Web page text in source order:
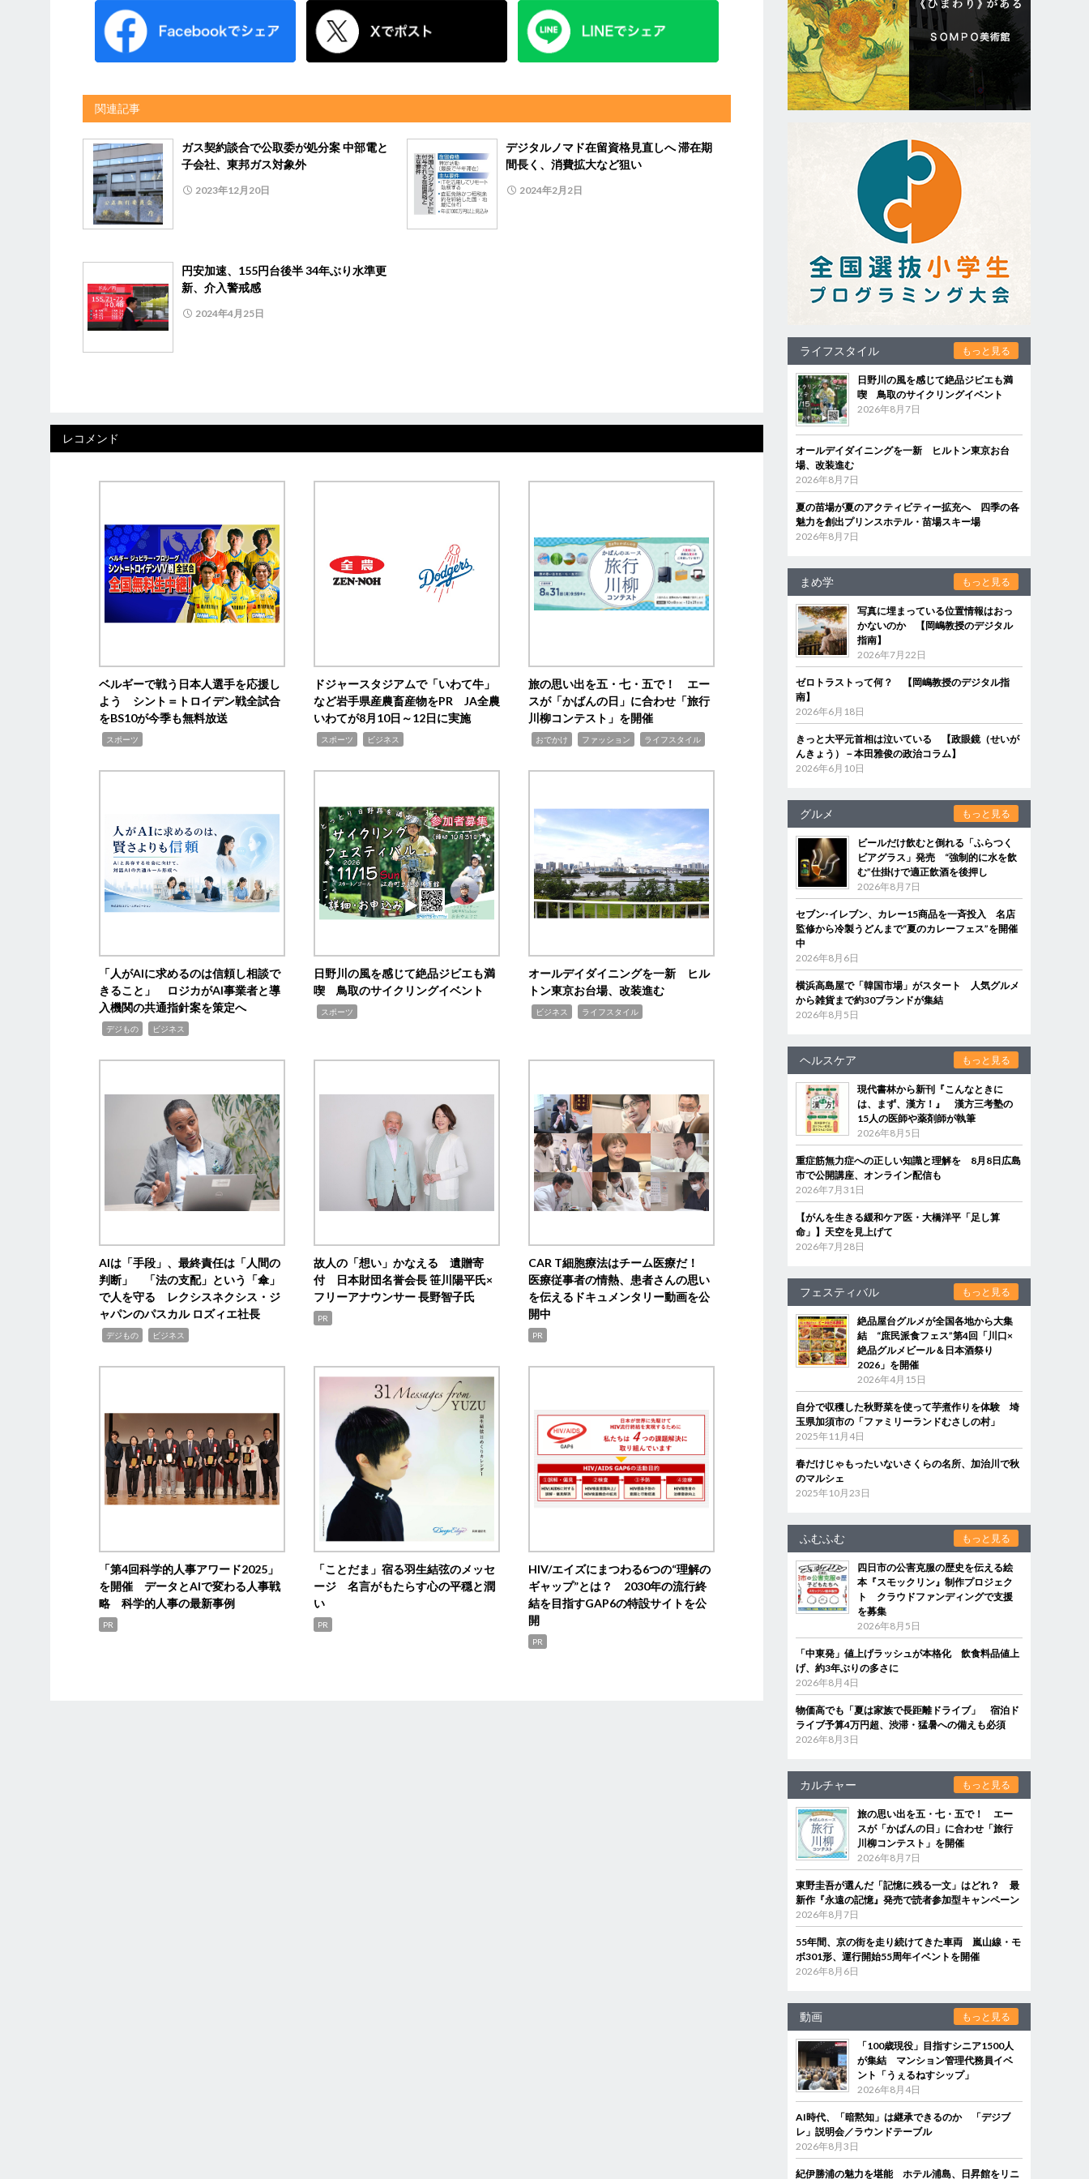
関連記事
ガス契約談合で公取委が処分案 中部電と
子会社、東邦ガス対象外
2023年12月20日
デジタルノマド在留資格見直しへ 滞在期
間長く、消費拡大など狙い
2024年2月2日
円安加速、155円台後半 34年ぶり水準更
新、介入警戒感
2024年4月25日
レコメンド
ベルギーで戦う日本人選手を応援し
よう シント＝トロイデン戦全試合
をBS10が今季も無料放送
スポーツ
ドジャースタジアムで「いわて牛」
など岩手県産農畜産物をPR JA全農
いわてが8月10日～12日に実施
スポーツ ビジネス
旅の思い出を五・七・五で！ エー
スが「かばんの日」に合わせ「旅行
川柳コンテスト」を開催
おでかけ ファッション ライフスタイル
「人がAIに求めるのは信頼し相談で
きること」 ロジカがAI事業者と導
入機関の共通指針案を策定へ
デジもの ビジネス
日野川の風を感じて絶品ジビエも満
喫 鳥取のサイクリングイベント
スポーツ
オールデイダイニングを一新 ヒル
トン東京お台場、改装進む
ビジネス ライフスタイル
AIは「手段」、最終責任は「人間の
判断」 「法の支配」という「傘」
で人を守る レクシスネクシス・ジ
ャパンのパスカル ロズィエ社長
デジもの ビジネス
故人の「想い」かなえる 遺贈寄
付 日本財団名誉会長 笹川陽平氏×
フリーアナウンサー 長野智子氏
PR
CAR T細胞療法はチーム医療だ！
医療従事者の情熱、患者さんの思い
を伝えるドキュメンタリー動画を公
開中
PR
「第4回科学的人事アワード2025」
を開催 データとAIで変わる人事戦
略 科学的人事の最新事例
PR
「ことだま」宿る羽生結弦のメッセ
ージ 名言がもたらす心の平穏と潤
い
PR
HIV/エイズにまつわる6つの“理解の
ギャップ”とは？ 2030年の流行終
結を目指すGAP6の特設サイトを公
開
PR
ライフスタイル もっと見る
日野川の風を感じて絶品ジビエも満
喫 鳥取のサイクリングイベント
2026年8月7日
オールデイダイニングを一新 ヒルトン東京お台
場、改装進む
2026年8月7日
夏の苗場が夏のアクティビティー拡充へ 四季の各
魅力を創出プリンスホテル・苗場スキー場
2026年8月7日
まめ学 もっと見る
写真に埋まっている位置情報はおっ
かないのか 【岡嶋教授のデジタル
指南】
2026年7月22日
ゼロトラストって何？ 【岡嶋教授のデジタル指
南】
2026年6月18日
きっと大平元首相は泣いている 【政眼鏡（せいが
んきょう）－本田雅俊の政治コラム】
2026年6月10日
グルメ もっと見る
ビールだけ飲むと倒れる「ふらつく
ビアグラス」発売 “強制的に水を飲
む”仕掛けで適正飲酒を後押し
2026年8月7日
セブン‐イレブン、カレー15商品を一斉投入 名店
監修から冷製うどんまで“夏のカレーフェス”を開催
中
2026年8月6日
横浜高島屋で「韓国市場」がスタート 人気グルメ
から雑貨まで約30ブランドが集結
2026年8月5日
ヘルスケア もっと見る
現代書林から新刊『こんなときに
は、まず、漢方！』 漢方三考塾の
15人の医師や薬剤師が執筆
2026年8月5日
重症筋無力症への正しい知識と理解を 8月8日広島
市で公開講座、オンライン配信も
2026年7月31日
【がんを生きる緩和ケア医・大橋洋平「足し算
命」】天空を見上げて
2026年7月28日
フェスティバル もっと見る
絶品屋台グルメが全国各地から大集
結 “庶民派食フェス”第4回「川口×
絶品グルメビール＆日本酒祭り
2026」を開催
2026年4月15日
自分で収穫した秋野菜を使って芋煮作りを体験 埼
玉県加須市の「ファミリーランドむさしの村」
2025年11月4日
春だけじゃもったいないさくらの名所、加治川で秋
のマルシェ
2025年10月23日
ふむふむ もっと見る
四日市の公害克服の歴史を伝える絵
本『スモックリン』制作プロジェク
ト クラウドファンディングで支援
を募集
2026年8月5日
「中東発」値上げラッシュが本格化 飲食料品値上
げ、約3年ぶりの多さに
2026年8月4日
物価高でも「夏は家族で長距離ドライブ」 宿泊ド
ライブ予算4万円超、渋滞・猛暑への備えも必須
2026年8月3日
カルチャー もっと見る
旅の思い出を五・七・五で！ エー
スが「かばんの日」に合わせ「旅行
川柳コンテスト」を開催
2026年8月7日
東野圭吾が選んだ「記憶に残る一文」はどれ？ 最
新作『永遠の記憶』発売で読者参加型キャンペーン
2026年8月7日
55年間、京の街を走り続けてきた車両 嵐山線・モ
ボ301形、運行開始55周年イベントを開催
2026年8月6日
動画 もっと見る
「100歳現役」目指すシニア1500人
が集結 マンション管理代務員イベ
ント「うぇるねすシップ」
2026年8月4日
AI時代、「暗黙知」は継承できるのか 「デジブ
レ」説明会／ラウンドテーブル
2026年8月3日
紀伊勝浦の魅力を堪能 ホテル浦島、日昇館をリニ